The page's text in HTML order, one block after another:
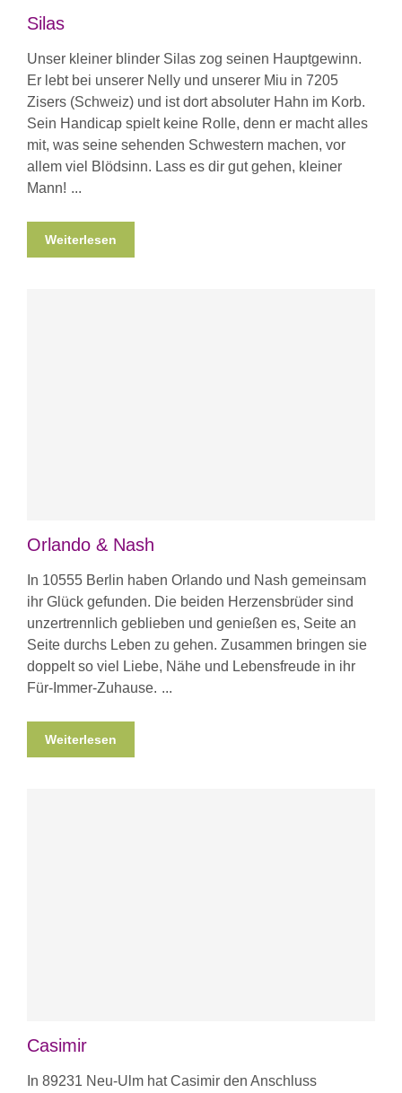
Silas
Unser kleiner blinder Silas zog seinen Hauptgewinn.
Er lebt bei unserer Nelly und unserer Miu in 7205
Zisers (Schweiz) und ist dort absoluter Hahn im Korb.
Sein Handicap spielt keine Rolle, denn er macht alles
mit, was seine sehenden Schwestern machen, vor
allem viel Blödsinn. Lass es dir gut gehen, kleiner
Mann!
Weiterlesen
Orlando & Nash
In 10555 Berlin haben Orlando und Nash gemeinsam
ihr Glück gefunden. Die beiden Herzensbrüder sind
unzertrennlich geblieben und genießen es, Seite an
Seite durchs Leben zu gehen. Zusammen bringen sie
doppelt so viel Liebe, Nähe und Lebensfreude in ihr
Für-Immer-Zuhause.
Weiterlesen
Casimir
In 89231 Neu-Ulm hat Casimir den Anschluss